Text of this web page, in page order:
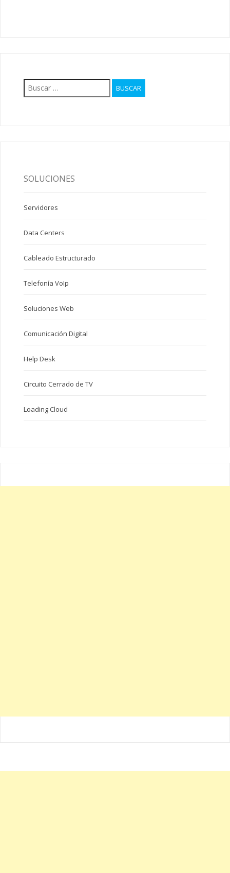
Buscar:
SOLUCIONES
Servidores
Data Centers
Cableado Estructurado
Telefonía VoIp
Soluciones Web
Comunicación Digital
Help Desk
Circuito Cerrado de TV
Loading Cloud